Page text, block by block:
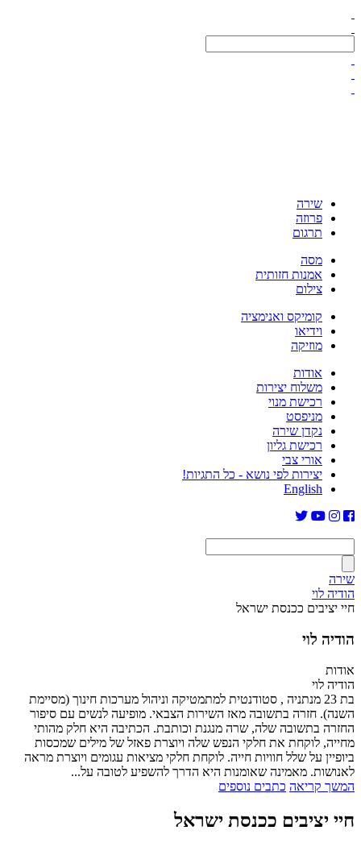
שירה
פרוזה
תרגום
מסה
אמנות חזותית
צילום
קומיקס ואנימציה
וידיאו
מוזיקה
אודות
משלוח יצירות
רכישת מנוי
מניפסט
נקדן שירה
רכישת גליון
אורי צבי
יצירות לפי נושא - כל התגיות!
English
שירה
הודיה לוי
חיי יציבים ככנסת ישראל
הודיה לוי
אודות
הודיה לוי
בת 23 מנתניה , סטודנטית למתמטיקה וניהול מערכות חינוך (מסיימת
השנה). חזרה בתשובה מאז השירות הצבאי. מופיעה לנשים עם סיפור
החזרה בתשובה שלה, שרה מנגנת וכותבת. הכתיבה היא חלק מהותי
מחייה, לוקחת את חלקי הנפש שלה ויוצרת פאזל של מילים שמכסות
ביופיין על שלל חוויות חייה. לוקחת חלקי מציאות עגומים ויוצרת מראה
לאנושות. מאמינה שאומנות היא הדרך להשפיע לטובה על...
המשך קריאה כתבים נוספים
חיי יציבים ככנסת ישראל